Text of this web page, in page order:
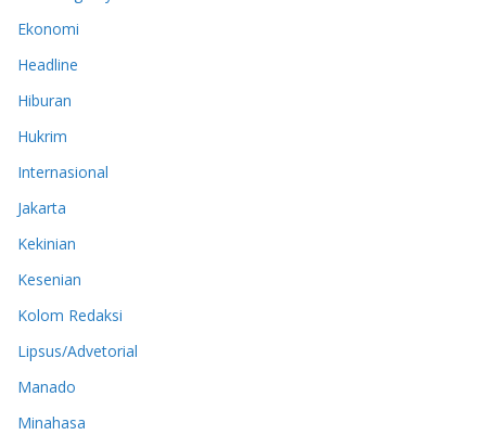
Ekonomi
Headline
Hiburan
Hukrim
Internasional
Jakarta
Kekinian
Kesenian
Kolom Redaksi
Lipsus/Advetorial
Manado
Minahasa